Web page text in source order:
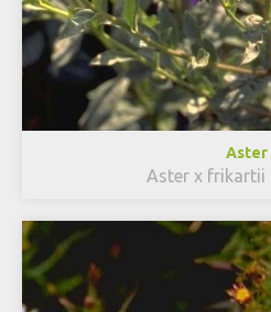
Aster
Aster x frikartii